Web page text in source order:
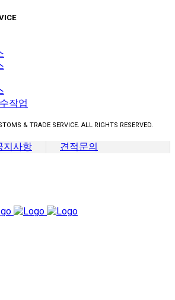
작업
& TRADE SERVICE. ALL RIGHTS RESERVED.
지사항 견적문의